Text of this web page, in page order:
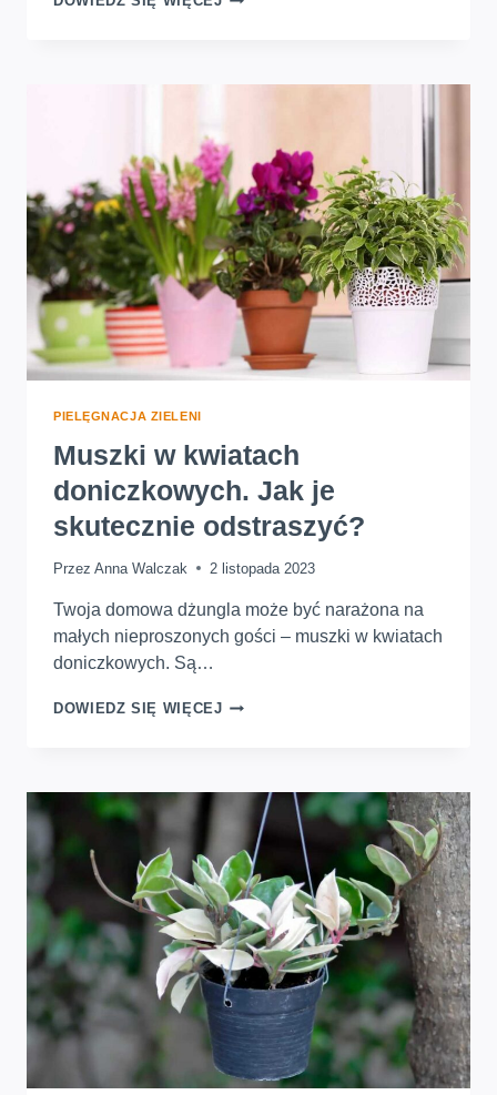
SĄ
SKUTECZNIE
SIĘ
ICH
POZBYĆ
PIELĘGNACJA ZIELENI
Muszki w kwiatach
doniczkowych. Jak je
skutecznie odstraszyć?
Przez Anna Walczak 2 listopada 2023
Twoja domowa dżungla może być narażona na
małych nieproszonych gości – muszki w kwiatach
doniczkowych. Są…
DOWIEDZ SIĘ WIĘCEJMUSZKI
SKUTECZNIE
ODSTRASZYĆ?